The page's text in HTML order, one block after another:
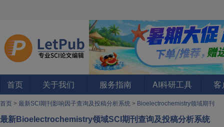
首页 关于我们 服务指南 AI科研工具 客
首页 > 最新SCI期刊影响因子查询及投稿分析系统 > Bioelectrochemistry领域期刊
最新Bioelectrochemistry领域SCI期刊查询及投稿分析系统